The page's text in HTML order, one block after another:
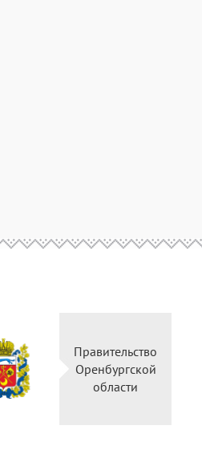
Правительство
Оренбургской
области